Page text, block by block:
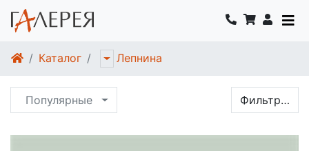
Каталог Лепнина
Популярные Фильтр…